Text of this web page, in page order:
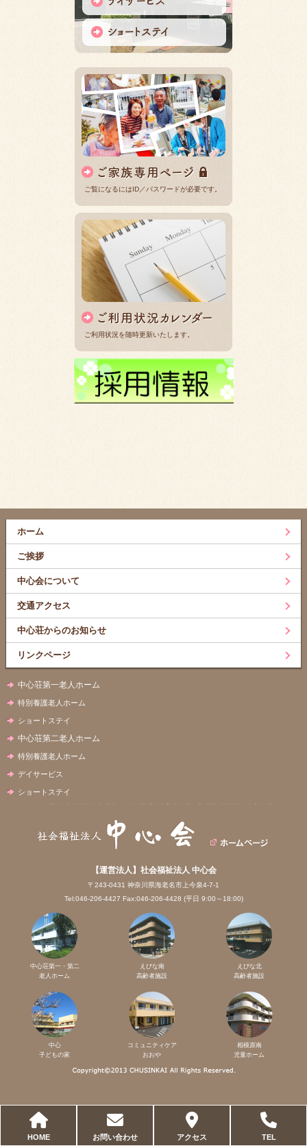
ご覧になるにはID／パスワードが必要です。
ご利用状況を随時更新いたします。
ホーム
ご挨拶
中心会について
交通アクセス
中心荘からのお知らせ
リンクページ
中心荘第一老人ホーム
特別養護老人ホーム
ショートステイ
中心荘第二老人ホーム
特別養護老人ホーム
デイサービス
ショートステイ
【運営法人】社会福祉法人 中心会
〒243-0431 神奈川県海老名市上今泉4-7-1
Tel:046-206-4427 Fax:046-206-4428 (平日 9:00～18:00)
中心荘第一・第二
老人ホーム
えびな南
高齢者施設
えびな北
高齢者施設
中心
子どもの家
コミュニティケア
おおや
相模原南
児童ホーム
HOME お問い合わせ アクセス TEL